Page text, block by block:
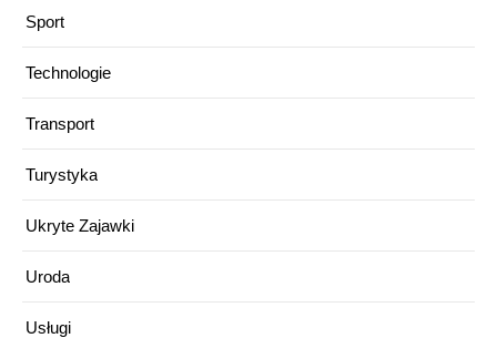
Sport
Technologie
Transport
Turystyka
Ukryte Zajawki
Uroda
Usługi